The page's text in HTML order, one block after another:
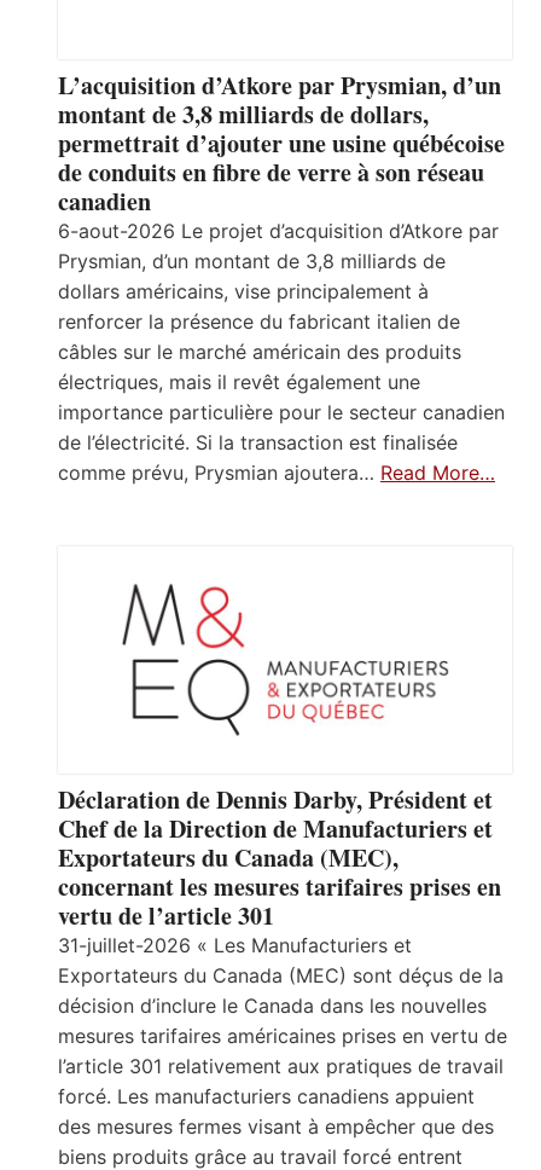
L’acquisition d’Atkore par Prysmian, d’un
montant de 3,8 milliards de dollars,
permettrait d’ajouter une usine québécoise
de conduits en fibre de verre à son réseau
canadien
6-aout-2026 Le projet d’acquisition d’Atkore par
Prysmian, d’un montant de 3,8 milliards de
dollars américains, vise principalement à
renforcer la présence du fabricant italien de
câbles sur le marché américain des produits
électriques, mais il revêt également une
importance particulière pour le secteur canadien
de l’électricité. Si la transaction est finalisée
comme prévu, Prysmian ajoutera… Read More…
Déclaration de Dennis Darby, Président et
Chef de la Direction de Manufacturiers et
Exportateurs du Canada (MEC),
concernant les mesures tarifaires prises en
vertu de l’article 301
31-juillet-2026 « Les Manufacturiers et
Exportateurs du Canada (MEC) sont déçus de la
décision d’inclure le Canada dans les nouvelles
mesures tarifaires américaines prises en vertu de
l’article 301 relativement aux pratiques de travail
forcé. Les manufacturiers canadiens appuient
des mesures fermes visant à empêcher que des
biens produits grâce au travail forcé entrent